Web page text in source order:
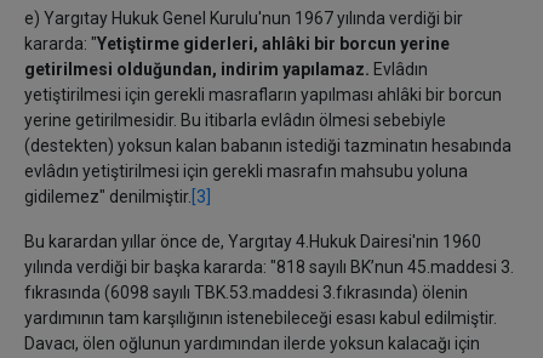
e) Yargıtay Hukuk Genel Kurulu'nun 1967 yılında verdiği bir
kararda: "Yetiştirme giderleri, ahlâki bir borcun yerine
getirilmesi olduğundan, indirim yapılamaz. Evlâdın
yetiştirilmesi için gerekli masrafların yapılması ahlâki bir borcun
yerine getirilmesidir. Bu itibarla evlâdın ölmesi sebebiyle
(destekten) yoksun kalan babanın istediği tazminatın hesabında
evlâdın yetiştirilmesi için gerekli masrafın mahsubu yoluna
gidilemez" denilmiştir. [3]
Bu karardan yıllar önce de, Yargıtay 4.Hukuk Dairesi'nin 1960
yılında verdiği bir başka kararda: "818 sayılı BK’nun 45.maddesi 3.
fıkrasında (6098 sayılı TBK.53.maddesi 3.fıkrasında) ölenin
yardımının tam karşılığının istenebileceği esası kabul edilmiştir.
Davacı, ölen oğlunun yardımından ilerde yoksun kalacağı için